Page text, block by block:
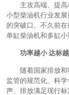
主攻高端、提高
小型柴油机行业发
的突破口。不久前
单缸柴油机和多缸
功率越小 达标
随着国家排放和
监管的规范化、科
声、排放满足现行标